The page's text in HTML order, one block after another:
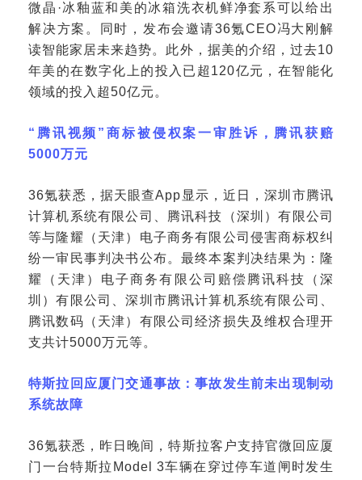
微晶·冰釉蓝和美的冰箱洗衣机鲜净套系可以给出
解决方案。同时，发布会邀请36氪CEO冯大刚解
读智能家居未来趋势。此外，据美的介绍，过去10
年美的在数字化上的投入已超120亿元，在智能化
领域的投入超50亿元。
“腾讯视频”商标被侵权案一审胜诉，腾讯获赔
5000万元
36氪获悉，据天眼查App显示，近日，深圳市腾讯
计算机系统有限公司、腾讯科技（深圳）有限公司
等与隆耀（天津）电子商务有限公司侵害商标权纠
纷一审民事判决书公布。最终本案判决结果为：隆
耀（天津）电子商务有限公司赔偿腾讯科技（深
圳）有限公司、深圳市腾讯计算机系统有限公司、
腾讯数码（天津）有限公司经济损失及维权合理开
支共计5000万元等。
特斯拉回应厦门交通事故：事故发生前未出现制动
系统故障
36氪获悉，昨日晚间，特斯拉客户支持官微回应厦
门一台特斯拉Model 3车辆在穿过停车道闸时发生